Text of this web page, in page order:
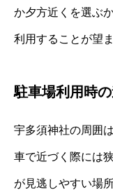
か夕方近くを選ぶ
利用することが望
駐車場利用時
宇多須神社の周囲
車で近づく際には
が見逃しやすい場